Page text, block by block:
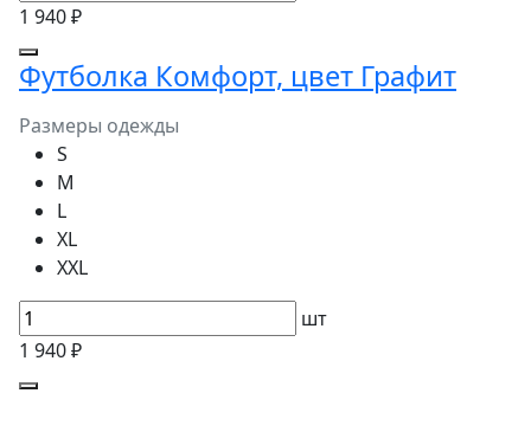
1 940 ₽
Футболка Комфорт, цвет Графит
Размеры одежды
S
M
L
XL
XXL
шт
1 940 ₽